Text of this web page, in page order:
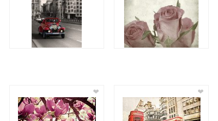
❤ ❤